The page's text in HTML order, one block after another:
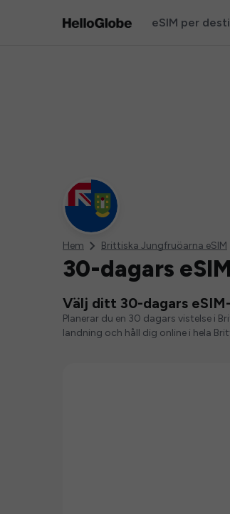
eSIM per
Hem Brittiska Jungfruöarna eSIM
30-dagars
Välj ditt 30-dagars
Planerar du en 30 dagars vistelse i
landning och håll dig online i hela